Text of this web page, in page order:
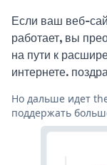
Если ваш веб-
работает, вы
на пути к
интернете.
Но дальше идет
поддержать